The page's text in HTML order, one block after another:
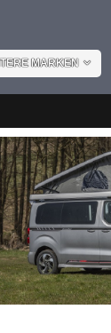
MARKEN